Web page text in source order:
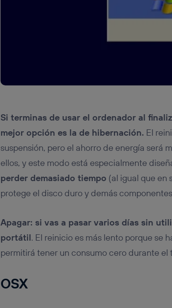
Si terminas de usar el ordenador al
mejor opción es la de hibernación. El
suspensión, pero el ahorro de energía será
ellos, y este modo está especialmente
perder demasiado tiempo (al igual que en
protege el disco duro y demás
Apagar: si vas a pasar varios días sin
portátil. El reinicio es más lento porque se
permitirá tener un consumo cero durante el
OSX